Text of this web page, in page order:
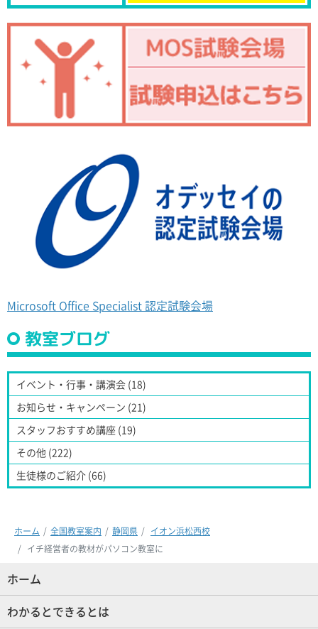
Microsoft Office Specialist 認定試験会場
教室ブログ
イベント・行事・講演会 (18)
お知らせ・キャンペーン (21)
スタッフおすすめ講座 (19)
その他 (222)
生徒様のご紹介 (66)
ホーム 全国教室案内 静岡県
イオン浜松西校
イチ経営者の教材がパソコン教室に
ホーム
わかるとできるとは